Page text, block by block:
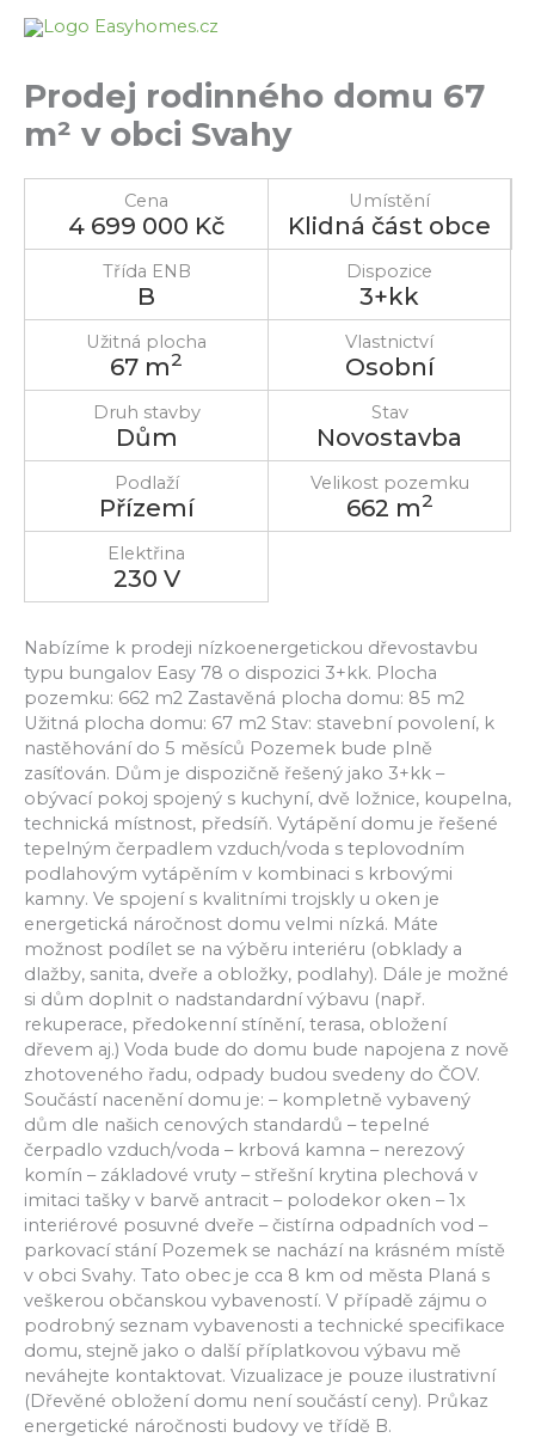
Prodej rodinného domu 67
m² v obci Svahy
Cena
4 699 000 Kč
Umístění
Klidná část obce
Třída ENB
B
Dispozice
3+kk
Užitná plocha
67 m2
Vlastnictví
Osobní
Druh stavby
Dům
Stav
Novostavba
Podlaží
Přízemí
Velikost pozemku
662 m2
Elektřina
230 V
Nabízíme k prodeji nízkoenergetickou dřevostavbu
typu bungalov Easy 78 o dispozici 3+kk. Plocha
pozemku: 662 m2 Zastavěná plocha domu: 85 m2
Užitná plocha domu: 67 m2 Stav: stavební povolení, k
nastěhování do 5 měsíců Pozemek bude plně
zasíťován. Dům je dispozičně řešený jako 3+kk –
obývací pokoj spojený s kuchyní, dvě ložnice, koupelna,
technická místnost, předsíň. Vytápění domu je řešené
tepelným čerpadlem vzduch/voda s teplovodním
podlahovým vytápěním v kombinaci s krbovými
kamny. Ve spojení s kvalitními trojskly u oken je
energetická náročnost domu velmi nízká. Máte
možnost podílet se na výběru interiéru (obklady a
dlažby, sanita, dveře a obložky, podlahy). Dále je možné
si dům doplnit o nadstandardní výbavu (např.
rekuperace, předokenní stínění, terasa, obložení
dřevem aj.) Voda bude do domu bude napojena z nově
zhotoveného řadu, odpady budou svedeny do ČOV.
Součástí nacenění domu je: – kompletně vybavený
dům dle našich cenových standardů – tepelné
čerpadlo vzduch/voda – krbová kamna – nerezový
komín – základové vruty – střešní krytina plechová v
imitaci tašky v barvě antracit – polodekor oken – 1x
interiérové posuvné dveře – čistírna odpadních vod –
parkovací stání Pozemek se nachází na krásném místě
v obci Svahy. Tato obec je cca 8 km od města Planá s
veškerou občanskou vybaveností. V případě zájmu o
podrobný seznam vybavenosti a technické specifikace
domu, stejně jako o další příplatkovou výbavu mě
neváhejte kontaktovat. Vizualizace je pouze ilustrativní
(Dřevěné obložení domu není součástí ceny). Průkaz
energetické náročnosti budovy ve třídě B.